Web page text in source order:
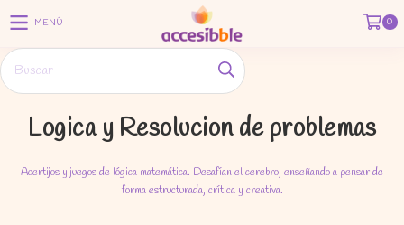
MENÚ 0
Logica y Resolucion de problemas
Acertijos y juegos de lógica matemática. Desafían el cerebro, enseñando a pensar de
forma estructurada, crítica y creativa.